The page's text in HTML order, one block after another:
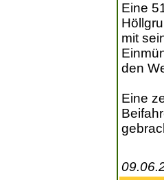
Eine
mit
den
Eine